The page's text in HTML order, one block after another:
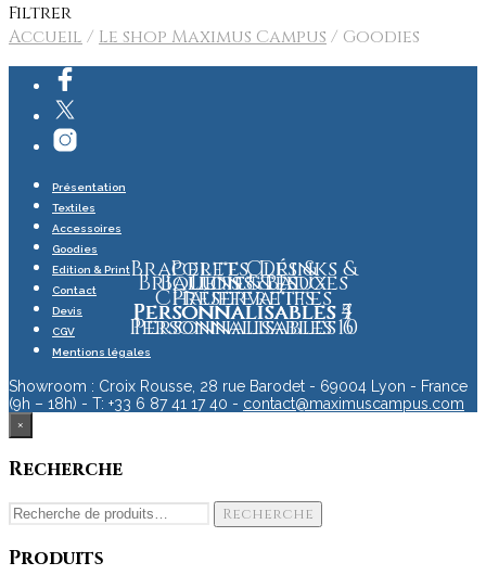
Filtrer
Accueil / Le shop Maximus Campus / Goodies
Ballons & Jeux
Personnalisables7
Bracelets, Drinks &
Préservatifs
Personnalisables10
Briquets & Badges
Personnalisables5
Porte Clés &
Chaufferettes
Personnalisables6
Lunettes
Personnalisables4
Présentation
Textiles
Accessoires
Goodies
Edition & Print
Contact
Devis
CGV
Mentions légales
Showroom : Croix Rousse, 28 rue Barodet - 69004 Lyon - France
(9h – 18h) - T: +33 6 87 41 17 40 - contact@maximuscampus.com
×
Recherche
Recherche
Recherche
Produits